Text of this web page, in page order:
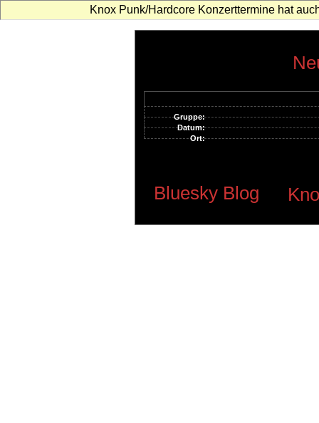
Knox Punk/Hardcore Konzerttermine hat
Gruppe:
Datum:
Ort:
Bluesky Blog